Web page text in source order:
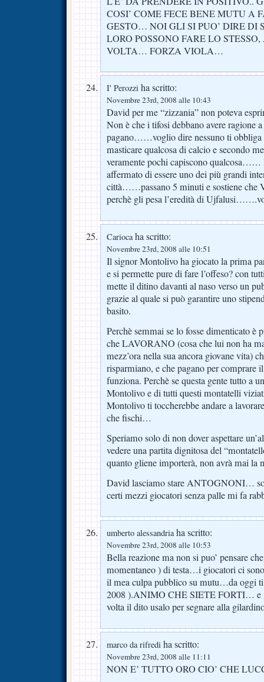
COSI’ COME FECE BENE MUTU A
GESTO… NOI GLI SI PUO’ DIRE DI
LORO POSSONO FARE LO
VOLTA… FORZA VIOLA…
I' Perozzi ha scritto:
Novembre 23rd, 2008 alle 10:43
David per me “zizzania” non poteva
Non è che i tifosi debbano avere ragione
pagano……voglio dire nessuno ti obbliga
masticare qualcosa di calcio e secondo
veramente pochi capiscono qualcosa……
affermato di essere uno dei più grandi
città……passano 5 minuti e sostiene che
perchè gli pesa l’eredità di
Cariocaha scritto:
Novembre 23rd, 2008 alle 10:51
Il signor Montolivo ha giocato la prima
e si permette pure di fare l’offeso? con
mette il ditino davanti al naso verso un
grazie al quale si può garantire uno
basito.
Perchè semmai se lo fosse dimenticato è
che LAVORANO (cosa che lui non ha
mezz’ora nella sua ancora giovane vita)
risparmiano, e che pagano per comprare
funziona. Perchè se questa gente tutto a
Montolivo e di tutti questi montatelli
Montolivo ti toccherebbe andare a
che fischi…
Speriamo solo di non dover aspettare
vedere una partita dignitosa del
quanto gliene importerà, non avrà mai la
David lasciamo stare ANTOGNONI…
certi mezzi giocatori senza palle mi fa
umberto alessandriaha scritto:
Novembre 23rd, 2008 alle 10:53
Bella reazione ma non si puo’ pensare
momentaneo ) di testa…i giocatori ci
il mea culpa pubblico su mutu…da oggi
2008 ).ANIMO CHE SIETE FORTI… e
volta il dito usalo per segnare alla
marco da rifredi ha scritto:
Novembre 23rd, 2008 alle 11:11
NON E’ TUTTO ORO CIO’ CHE